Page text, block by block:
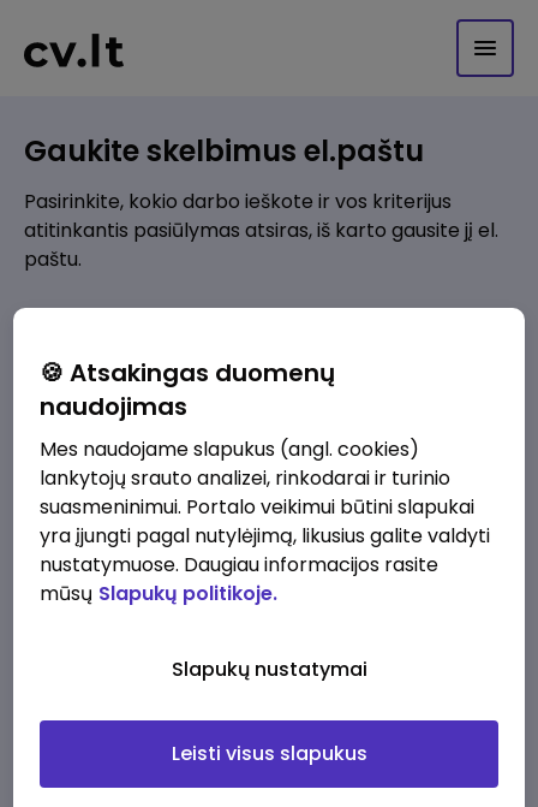
Gaukite skelbimus el.paštu
Pasirinkite, kokio darbo ieškote ir vos kriterijus
atitinkantis pasiūlymas atsiras, iš karto gausite jį el.
paštu.
Pridėti naują
Kokios srities darbo pasiūlymai jus domina?
Pridėti naują
🍪 Atsakingas duomenų
naudojimas
Mes naudojame slapukus (angl. cookies)
lankytojų srauto analizei, rinkodarai ir turinio
suasmeninimui. Portalo veikimui būtini slapukai
yra įjungti pagal nutylėjimą, likusius galite valdyti
nustatymuose. Daugiau informacijos rasite
mūsų Slapukų politikoje.
Slapukų nustatymai
Leisti visus slapukus